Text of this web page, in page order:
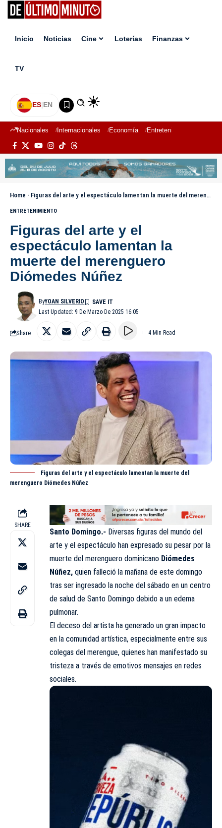
Inicio Noticias Cine Loterías Finanzas
TV
ES|EN
Nacionales Internacionales Economía Entretenimiento
Home - Figuras del arte y el espectáculo lamentan la muerte del merenguero Diómedes Núñez
ENTRETENIMIENTO
Figuras del arte y el
espectáculo lamentan la
muerte del merenguero
Diómedes Núñez
Last Updated: 9 De Marzo De 2025 16:05
ByYOAN SILVERIO
Share 4 Min Read
Figuras del arte y el espectáculo lamentan la muerte del
merenguero Diómedes Núñez
SHARE
Santo Domingo.- Diversas figuras del mundo del
arte y el espectáculo han expresado su pesar por la
muerte del merenguero dominicano Diómedes
Núñez, quien falleció la mañana de este domingo
tras ser ingresado la noche del sábado en un centro
de salud de Santo Domingo debido a un edema
pulmonar.
El deceso del artista ha generado un gran impacto
en la comunidad artística, especialmente entre sus
colegas del merengue, quienes han manifestado su
tristeza a través de emotivos mensajes en redes
sociales.